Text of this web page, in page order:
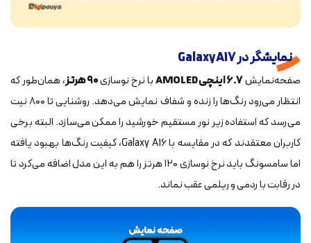
نمایشگر در Galaxy A17
صفحه‌نمایش۶.۷ اینچی AMOLED با نرخ نوسازی۹۰ هرتز
، همان‌طور که
انتظار می‌رود رنگ‌ها را زنده و شفاف نمایش می‌دهد. روشنایی تا ۸۰۰ نیت
می‌رسد که استفاده زیر نور مستقیم خورشید را ممکن می‌سازد. البته برخی
کاربران معتقدند که در مقایسه با Galaxy A16، کیفیت رنگ‌ها بهبود یافته
اما سامسونگ باید نرخ نوسازی ۱۲۰ هرتز را هم به این مدل اضافه می‌کرد تا
در رقابت با ردمی و ریلمی عقب نماند.